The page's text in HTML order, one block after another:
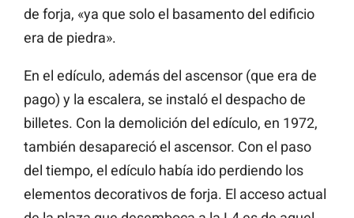
de forja, «ya que solo el basamento del edificio
era de piedra».
En el edículo, además del ascensor (que era de
pago) y la escalera, se instaló el despacho de
billetes. Con la demolición del edículo, en 1972,
también desapareció el ascensor. Con el paso
del tiempo, el edículo había ido perdiendo los
elementos decorativos de forja. El acceso actual